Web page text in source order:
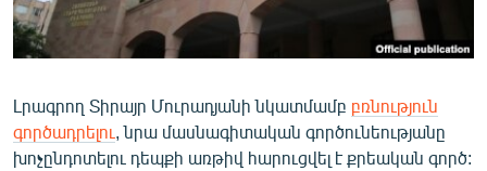
ՏՏ ԵՒ ԻՆՏԵՐՆԵՏ
ԱՐԽԻՎ
ՏԵՍԱՆՅՈՒԹԵՐ
Լրագրող Տիրայր Մուրադյանի նկատմամբ բռնություն
գործադրելու , նրա մասնագիտական գործունեությանը
խոչընդոտելու դեպքի առթիվ հարուցվել է քրեական գործ: